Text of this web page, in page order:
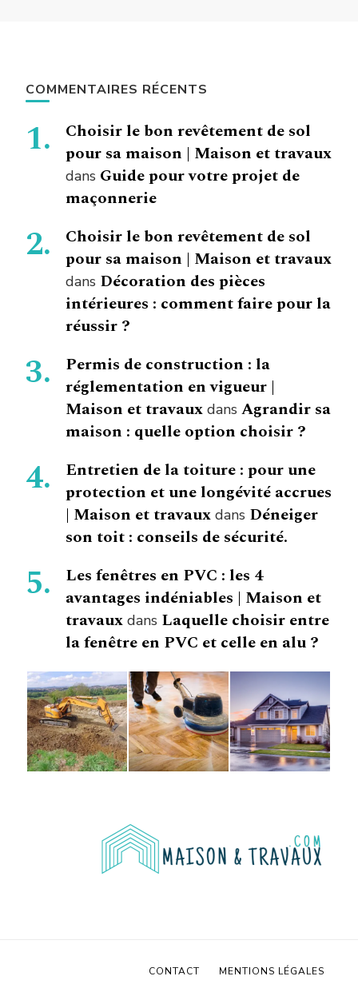
COMMENTAIRES RÉCENTS
Choisir le bon revêtement de sol
pour sa maison | Maison et travaux
dans Guide pour votre projet de
maçonnerie
Choisir le bon revêtement de sol
pour sa maison | Maison et travaux
dans Décoration des pièces
intérieures : comment faire pour la
réussir ?
Permis de construction : la
réglementation en vigueur |
Maison et travaux dans Agrandir sa
maison : quelle option choisir ?
Entretien de la toiture : pour une
protection et une longévité accrues
| Maison et travaux dans Déneiger
son toit : conseils de sécurité.
Les fenêtres en PVC : les 4
avantages indéniables | Maison et
travaux dans Laquelle choisir entre
la fenêtre en PVC et celle en alu ?
CONTACT MENTIONS LÉGALES